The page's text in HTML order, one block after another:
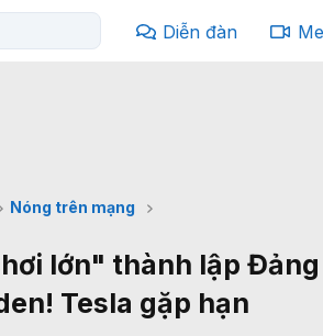
Diễn đàn
Nóng trên mạng
lớn" thành lập
Tesla gặp hạn